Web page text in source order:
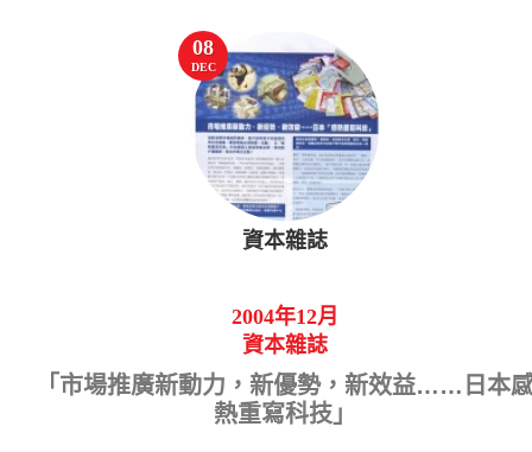
08
DEC
資本雜誌
2004年12月
資本雜誌
「市場推廣新動力，新優勢，新效益……日本
熱重寫科技」